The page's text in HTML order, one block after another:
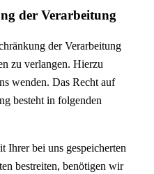
der Verarbeitung
der Verarbeitung
zu verlangen. Hierzu
wenden. Das Recht auf
besteht in folgenden
Ihrer bei uns gespeicherten
bestreiten, benötigen wir